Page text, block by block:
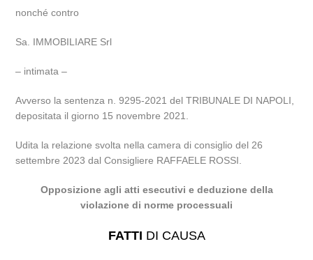
nonché contro
Sa. IMMOBILIARE Srl
– intimata –
Avverso la sentenza n. 9295-2021 del TRIBUNALE DI NAPOLI,
depositata il giorno 15 novembre 2021.
Udita la relazione svolta nella camera di consiglio del 26
settembre 2023 dal Consigliere RAFFAELE ROSSI.
Opposizione agli atti esecutivi e deduzione della
violazione di norme processuali
FATTI DI CAUSA